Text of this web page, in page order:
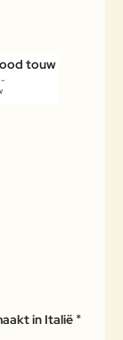
in Italië